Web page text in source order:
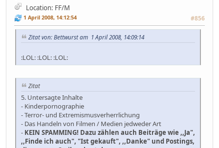
Location: FF/M
1 April 2008, 14:12:54 #856
Zitat von: Bettwurst am 1 April 2008, 14:09:14
:LOL: :LOL: :LOL:
Zitat
5. Untersagte Inhalte
- Kinderpornographie
- Terror- und Extremismusverherrlichung
- Das Handeln von Filmen / Medien jedweder Art
- KEIN SPAMMING! Dazu zählen auch Beiträge wie ,,Ja",
,,Finde ich auch", "Ist gekauft", ,,Danke" und Postings,